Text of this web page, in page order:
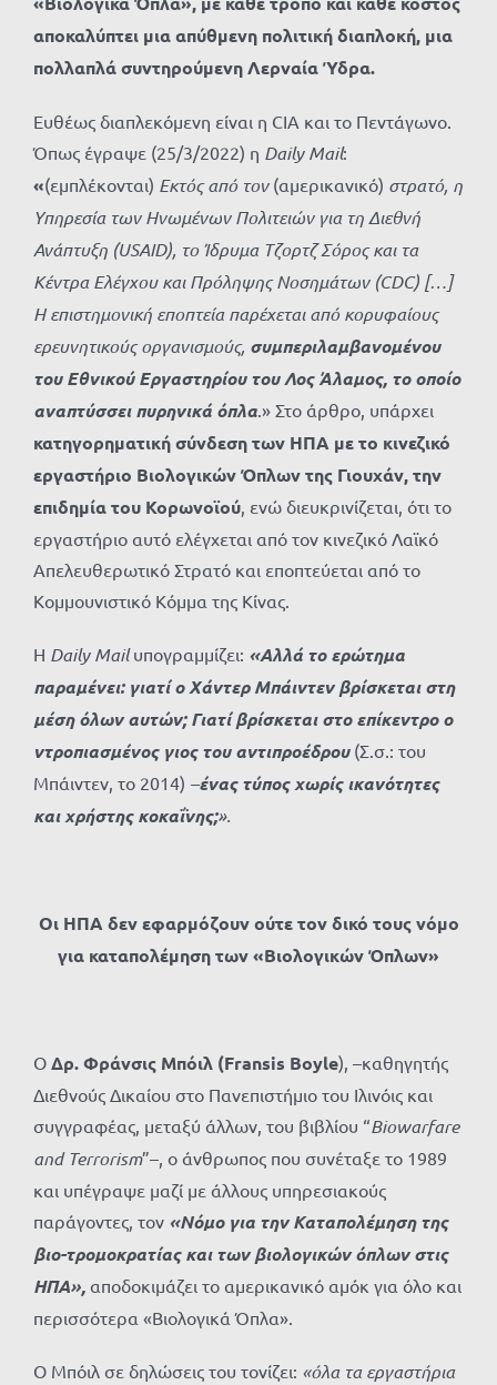
αποκαλύπτει μια απύθμενη πολιτική διαπλοκή, μια
πολλαπλά συντηρούμενη Λερναία Ύδρα.
Ευθέως διαπλεκόμενη είναι η CIA και το Πεντάγωνο.
Όπως έγραψε (25/3/2022) η Daily Mail:
«(εμπλέκονται) Εκτός από τον (αμερικανικό) στρατό, η
Υπηρεσία των Ηνωμένων Πολιτειών για τη Διεθνή
Ανάπτυξη (USAID), το Ίδρυμα Τζορτζ Σόρος και τα
Κέντρα Ελέγχου και Πρόληψης Νοσημάτων (CDC) […]
Η επιστημονική εποπτεία παρέχεται από κορυφαίους
ερευνητικούς οργανισμούς, συμπεριλαμβανομένου
του Εθνικού Εργαστηρίου του Λος Άλαμος, το οποίο
αναπτύσσει πυρηνικά όπλα.» Στο άρθρο, υπάρχει
κατηγορηματική σύνδεση των ΗΠΑ με το κινεζικό
εργαστήριο Βιολογικών Όπλων της Γιουχάν, την
επιδημία του Κορωνοϊού, ενώ διευκρινίζεται, ότι το
εργαστήριο αυτό ελέγχεται από τον κινεζικό Λαϊκό
Απελευθερωτικό Στρατό και εποπτεύεται από το
Κομμουνιστικό Κόμμα της Κίνας.
Η DailyMailυπογραμμίζει: «Αλλά το ερώτημα
παραμένει: γιατί ο Χάντερ Μπάιντεν βρίσκεται στη
μέση όλων αυτών; Γιατί βρίσκεται στο επίκεντρο ο
ντροπιασμένος γιος του αντιπροέδρου (Σ.σ.: του
Μπάιντεν, το 2014) –ένας τύπος χωρίς ικανότητες
και χρήστης κοκαΐνης;».
Οι ΗΠΑ δεν εφαρμόζουν ούτε τον δικό τους νόμο
για καταπολέμησητων «Βιολογικών Όπλων»
Ο Δρ. Φράνσις Μπόιλ (Fransis Boyle), –καθηγητής
Διεθνούς Δικαίου στο Πανεπιστήμιο του Ιλινόις και
συγγραφέας, μεταξύ άλλων, του βιβλίου “Biowarfare
andTerrorism”–, ο άνθρωπος που συνέταξε το 1989
και υπέγραψε μαζί με άλλους υπηρεσιακούς
παράγοντες, τον «Νόμο για την Καταπολέμηση της
βιο-τρομοκρατίας και των βιολογικών όπλων στις
ΗΠΑ», αποδοκιμάζει το αμερικανικό αμόκ για όλο και
περισσότερα «Βιολογικά Όπλα».
Ο Μπόιλ σε δηλώσεις του τονίζει: «όλα τα εργαστήρια